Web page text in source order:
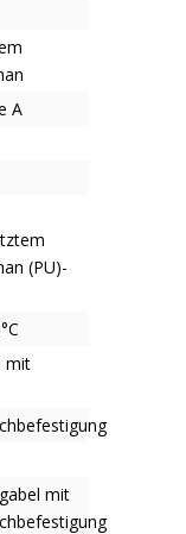
A
(PU)-
mit
mit